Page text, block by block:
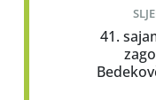
41.